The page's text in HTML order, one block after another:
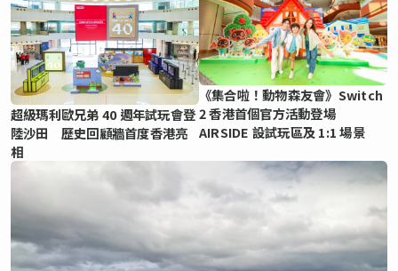
超級瑪利歐兄弟 40 週年試玩會登
陸沙田 歷史回顧牆首度香港亮
相
《集合啦！動物森友會》Switch
2 香港首個官方活動登場
AIRSIDE 設試玩區及 1:1 場景